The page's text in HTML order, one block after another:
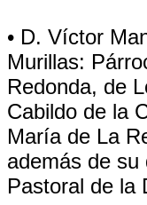
• D. Víctor
Murillas:
Redonda, de
Cabildo de la
María de La
además de su
Pastoral de la